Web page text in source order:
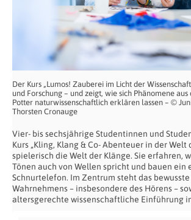
Der Kurs „Lumos! Zauberei im Licht der
und Forschung – und zeigt, wie sich Phänomene
Potter naturwissenschaftlich erklären lassen – ©
Thorsten Cronauge
Vier- bis sechsjährige Studentinnen und
Kurs „Kling, Klang & Co- Abenteuer in der Welt
spielerisch die Welt der Klänge. Sie erfahren,
Tönen auch von Wellen spricht und bauen ein
Schnurtelefon. Im Zentrum steht das
Wahrnehmens – insbesondere des Hörens –
altersgerechte wissenschaftliche Einführung